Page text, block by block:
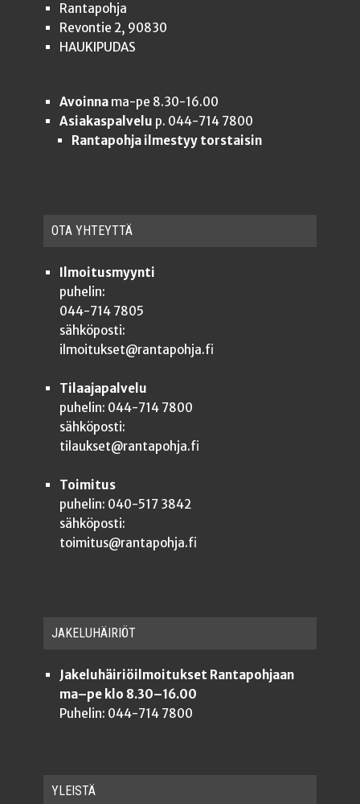
Rantapohja
Revontie 2, 90830
HAUKIPUDAS
Avoinnama-pe 8.30-16.00
Asiakaspalvelu p. 044-714 7800
Rantapohja ilmestyy torstaisin
OTA YHTEYT­TÄ
Ilmoitusmyynti
puhelin:
044-714 7805
sähköposti:
ilmoitukset@rantapohja.fi
Tilaajapalvelu
puhelin: 044-714 7800
sähköposti:
tilaukset@rantapohja.fi
Toimitus
puhelin: 040-517 3842
sähköposti:
toimitus@rantapohja.fi
JAKE­LU­HÄI­RIÖT
Jakeluhäiriöilmoitukset Rantapohjaan
ma–pe klo 8.30–16.00
Puhelin: 044-714 7800
YLEISTÄ